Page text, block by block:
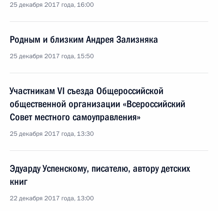
25 декабря 2017 года, 16:00
Родным и близким Андрея Зализняка
25 декабря 2017 года, 15:50
Участникам VI съезда Общероссийской
общественной организации «Всероссийский
Совет местного самоуправления»
25 декабря 2017 года, 13:30
Эдуарду Успенскому, писателю, автору детских
книг
22 декабря 2017 года, 13:00